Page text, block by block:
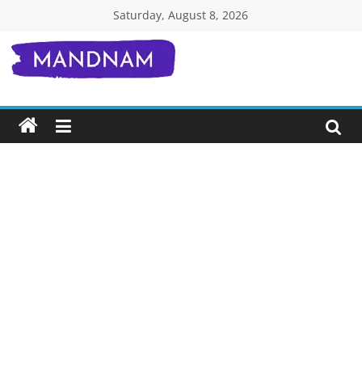
content
Saturday, August 8, 2026
Mandnam.com
जाने
एक-